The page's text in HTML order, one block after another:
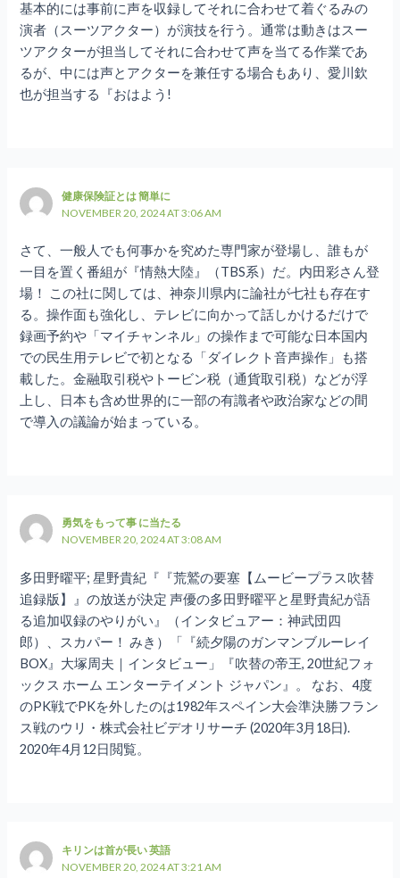
基本的には事前に声を収録してそれに合わせて着ぐるみの
演者（スーツアクター）が演技を行う。通常は動きはスー
ツアクターが担当してそれに合わせて声を当てる作業であ
るが、中には声とアクターを兼任する場合もあり、愛川欽
也が担当する『おはよう!
健康保険証とは 簡単に
NOVEMBER 20, 2024 AT 3:06 AM
さて、一般人でも何事かを究めた専門家が登場し、誰もが
一目を置く番組が『情熱大陸』（TBS系）だ。内田彩さん登
場！ この社に関しては、神奈川県内に論社が七社も存在す
る。操作面も強化し、テレビに向かって話しかけるだけで
録画予約や「マイチャンネル」の操作まで可能な日本国内
での民生用テレビで初となる「ダイレクト音声操作」も搭
載した。金融取引税やトービン税（通貨取引税）などが浮
上し、日本も含め世界的に一部の有識者や政治家などの間
で導入の議論が始まっている。
勇気をもって事 に当たる
NOVEMBER 20, 2024 AT 3:08 AM
多田野曜平; 星野貴紀『『荒鷲の要塞【ムービープラス吹替
追録版】』の放送が決定 声優の多田野曜平と星野貴紀が語
る追加収録のやりがい』（インタビュアー：神武団四
郎）、スカパー！ みき）「『続夕陽のガンマンブルーレイ
BOX』大塚周夫｜インタビュー」『吹替の帝王, 20世紀フォ
ックス ホーム エンターテイメント ジャパン』。 なお、4度
のPK戦でPKを外したのは1982年スペイン大会準決勝フラン
ス戦のウリ・株式会社ビデオリサーチ (2020年3月18日).
2020年4月12日閲覧。
キリンは首が長い 英語
NOVEMBER 20, 2024 AT 3:21 AM